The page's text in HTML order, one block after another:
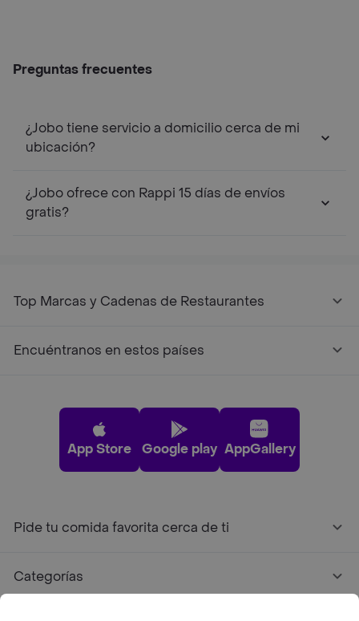
Preguntas frecuentes
¿Jobo tiene servicio a domicilio cerca de mi
ubicación?
¿Jobo ofrece con Rappi 15 días de envíos
gratis?
Top Marcas y Cadenas de Restaurantes
Encuéntranos en estos países
App Store Google play AppGallery
Pide tu comida favorita cerca de ti
Categorías